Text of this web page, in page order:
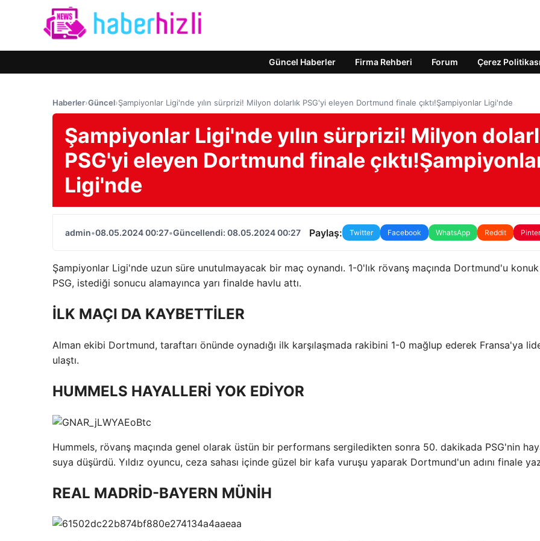
Güncel Haberler Firma Rehberi Forum Çerez Politikası
Haberler›Güncel›Şampiyonlar Ligi'nde yılın sürprizi! Milyon dolarlık PSG'yi eleyen Dortmund finale çıktı!Şampiyonlar Ligi'nde
Şampiyonlar Ligi'nde yılın sürprizi! Milyon
PSG'yi eleyen Dortmund finale
Ligi'nde
admin•08.05.2024 00:27•Güncellendi: 08.05.2024 00:27 Paylaş: Twitter Facebook WhatsApp Reddit
Şampiyonlar Ligi'nde uzun süre unutulmayacak bir maç oynandı. 1-0'lık rövanş maçında Dortmund'u
PSG, istediği sonucu alamayınca yarı finalde havlu attı.
İLK MAÇI DA KAYBETTİLER
Alman ekibi Dortmund, taraftarı önünde oynadığı ilk karşılaşmada rakibini 1-0 mağlup ederek Fransa'ya
ulaştı.
HUMMELS HAYALLERİ YOK EDİYOR
Hummels, rövanş maçında genel olarak üstün bir performans sergiledikten sonra 50. dakikada PSG'nin
suya düşürdü. Yıldız oyuncu, ceza sahası içinde güzel bir kafa vuruşu yaparak Dortmund'un adını finale
REAL MADRİD-BAYERN MÜNİH